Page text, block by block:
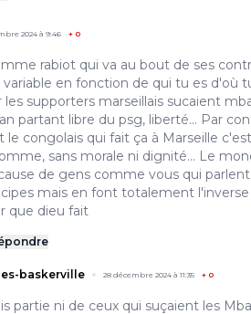
2024 à 9:46 + 0
rabiot qui va au bout de ses
en fonction de qui tu es d'où
les supporters marseillais sucaient
partant libre du psg, liberté... Par
le congolais qui fait ça à Marseille
sans morale ni dignité... Le
de gens comme vous qui
mais en font totalement l'inverse
que dieu fait
baskerville 28 décembre 2024 à 11:35 + 0
partie ni de ceux qui suçaient les